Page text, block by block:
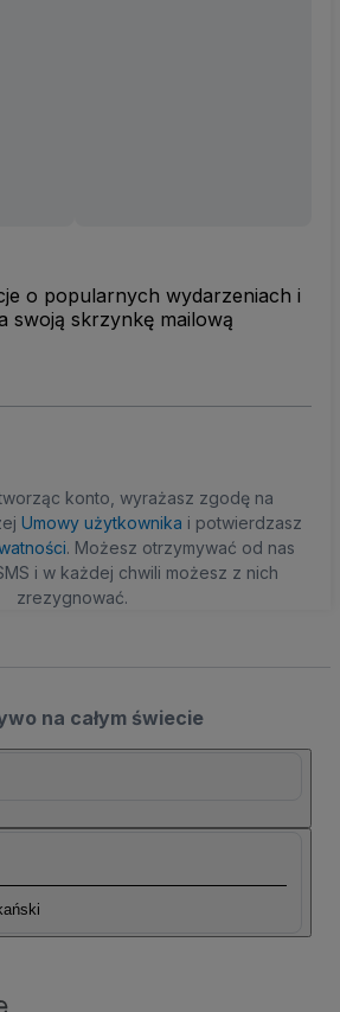
o popularnych wydarzeniach i
swoją skrzynkę mailową
konto, wyrażasz zgodę na
Umowy użytkownika i potwierdzasz
. Możesz otrzymywać od nas
i w każdej chwili możesz z nich
zrezygnować.
na całym świecie